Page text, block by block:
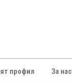
профил За нас